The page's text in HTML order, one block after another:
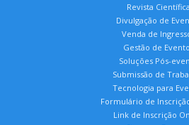
Revista Científica
Divulgação de
Venda de
Gestão de
Soluções Pós-
Submissão de
Tecnologia para
Formulário de
Link de Inscrição